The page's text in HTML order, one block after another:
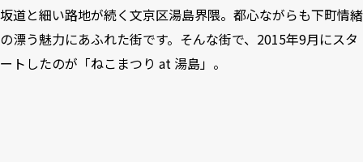
坂道と細い路地が続く文京区湯島界隈。都心ながらも下町情緒
の漂う魅力にあふれた街です。そんな街で、2015年9月にスタ
ートしたのが「ねこまつり at 湯島」。